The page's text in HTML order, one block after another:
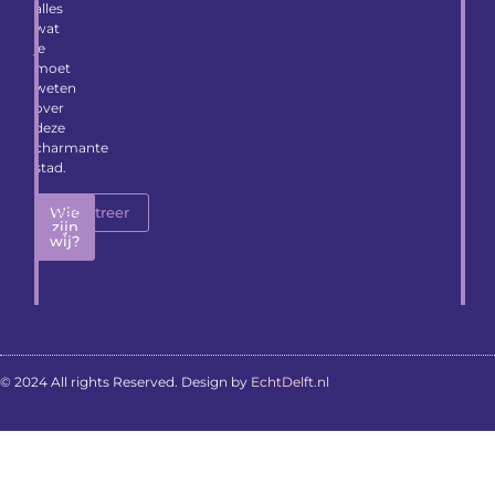
alles
wat
je
moet
weten
over
deze
charmante
stad.
Wie
zijn
wij?
Registreer
© 2024 All rights Reserved. Design by EchtDelft.nl